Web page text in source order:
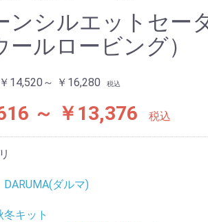
ルキット
ンシルエットセー
ールロービング）
￥14,520～ ￥16,280 税込
～ ￥13,376 税込
DARUMA(ダルマ)
冬キット